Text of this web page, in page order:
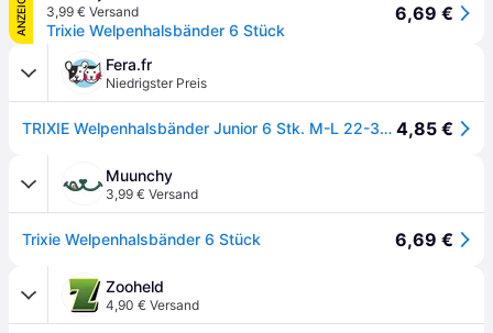
ANZEIGE
3,99 € Versand
Trixie Welpenhalsbänder 6 Stück
6,69 €
Fera.fr
Niedrigster Preis
TRIXIE Welpenhalsbänder Junior 6 Stk. M-L 22-35 cm/10mm verschiedene Farben 4,85 €
Muunchy
3,99 € Versand
Trixie Welpenhalsbänder 6 Stück 6,69 €
Zooheld
4,90 € Versand